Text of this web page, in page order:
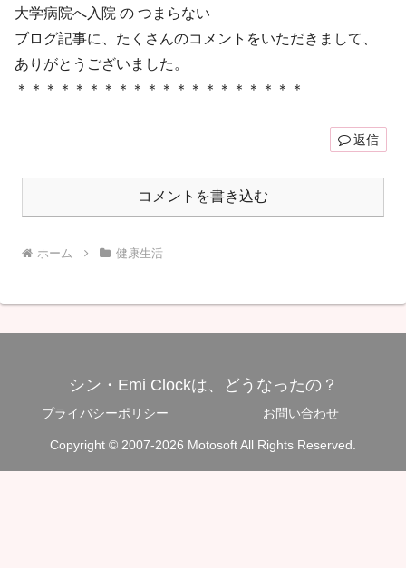
大学病院へ入院 の つまらない
ブログ記事に、たくさんのコメントをいただきまして、
ありがとうございました。
＊＊＊＊＊＊＊＊＊＊＊＊＊＊＊＊＊＊＊＊
返信
コメントを書き込む
ホーム 健康生活
シン・Emi Clockは、どうなったの？
プライバシーポリシー お問い合わせ
Copyright © 2007-2026 Motosoft All Rights Reserved.